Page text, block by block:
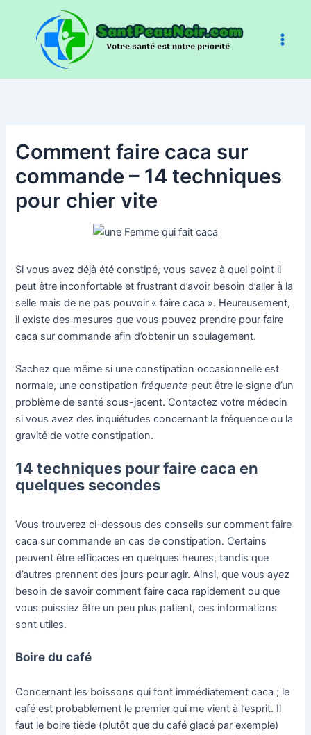
contenu
Comment faire caca sur
commande – 14 techniques
pour chier vite
Si vous avez déjà été constipé, vous savez à quel point il
peut être inconfortable et frustrant d’avoir besoin d’aller à la
selle mais de ne pas pouvoir « faire caca ». Heureusement,
il existe des mesures que vous pouvez prendre pour faire
caca sur commande afin d’obtenir un soulagement.
Sachez que même si une constipation occasionnelle est
normale, une constipation fréquente peut être le signe d’un
problème de santé sous-jacent. Contactez votre médecin
si vous avez des inquiétudes concernant la fréquence ou la
gravité de votre constipation.
14 techniques pour faire caca en
quelques secondes
Vous trouverez ci-dessous des conseils sur comment faire
caca sur commande en cas de constipation. Certains
peuvent être efficaces en quelques heures, tandis que
d’autres prennent des jours pour agir. Ainsi, que vous ayez
besoin de savoir comment faire caca rapidement ou que
vous puissiez être un peu plus patient, ces informations
sont utiles.
Boire du café
Concernant les boissons qui font immédiatement caca ; le
café est probablement le premier qui me vient à l’esprit. Il
faut le boire tiède (plutôt que du café glacé par exemple)